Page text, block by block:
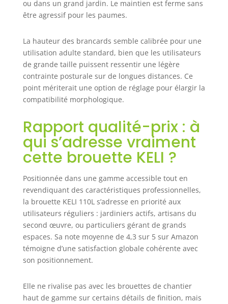
ou dans un grand jardin. Le maintien est ferme sans
être agressif pour les paumes.
La hauteur des brancards semble calibrée pour une
utilisation adulte standard, bien que les utilisateurs
de grande taille puissent ressentir une légère
contrainte posturale sur de longues distances. Ce
point mériterait une option de réglage pour élargir la
compatibilité morphologique.
Rapport qualité-prix : à
qui s’adresse vraiment
cette brouette KELI ?
Positionnée dans une gamme accessible tout en
revendiquant des caractéristiques professionnelles,
la brouette KELI 110L s’adresse en priorité aux
utilisateurs réguliers : jardiniers actifs, artisans du
second œuvre, ou particuliers gérant de grands
espaces. Sa note moyenne de 4,3 sur 5 sur Amazon
témoigne d’une satisfaction globale cohérente avec
son positionnement.
Elle ne rivalise pas avec les brouettes de chantier
haut de gamme sur certains détails de finition, mais